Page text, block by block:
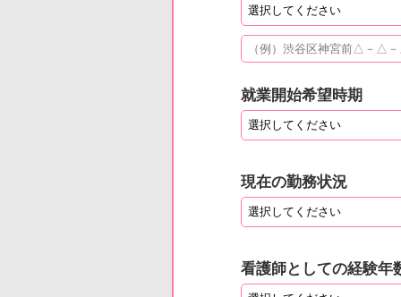
就業開始希望時期
現在の勤務状況
看護師としての経験年